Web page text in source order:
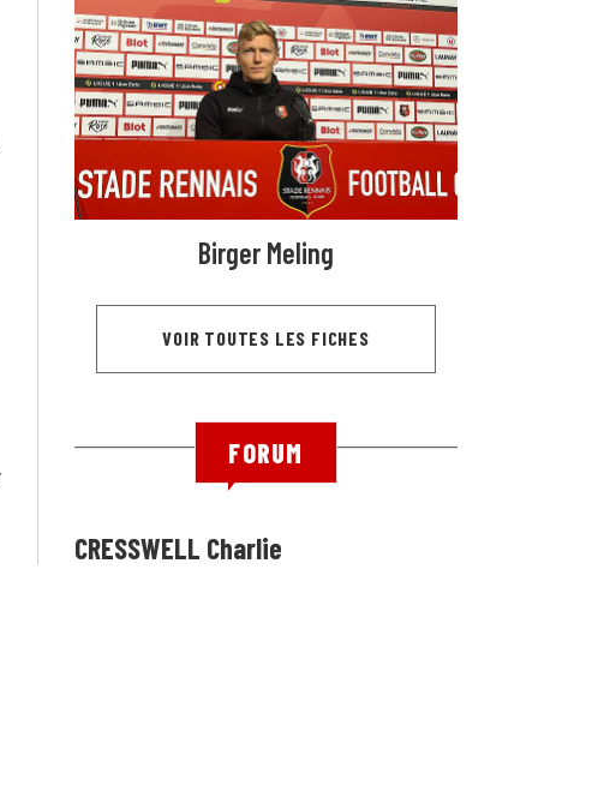
Birger Meling
VOIR TOUTES LES FICHES
FORUM
CRESSWELL Charlie